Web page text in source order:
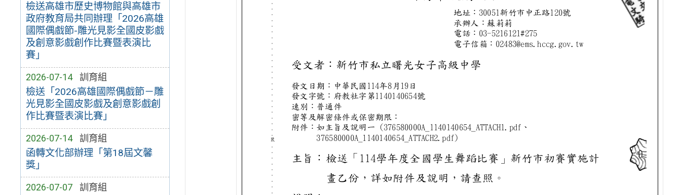
檢送高雄市歷史博物館與高雄市
政府教育局共同辦理「2026高雄
國際偶戲節-雕光見影全國皮影戲
及創意影戲創作比賽暨表演比
賽」
2026-07-14 訓育組
檢送「2026高雄國際偶戲節－雕
光見影全國皮影戲及創意影戲創
作比賽暨表演比賽」
2026-07-14 訓育組
函轉文化部辦理「第18屆文馨
獎」
2026-07-07 訓育組